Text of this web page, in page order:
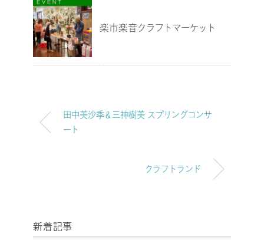
楽市楽音クラフトマーケット
田中美沙季＆三神樹美 スプリングコンサ
ート
クラフトランド
新着記事